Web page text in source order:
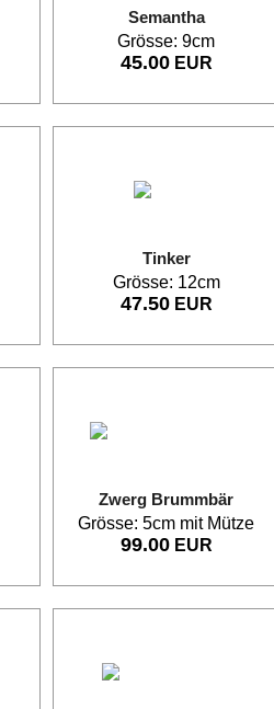
Semantha
Grösse: 9cm
45.00EUR
Tinker
Grösse: 12cm
47.50EUR
Zwerg Brummbär
Grösse: 5cm mit Mütze
99.00EUR